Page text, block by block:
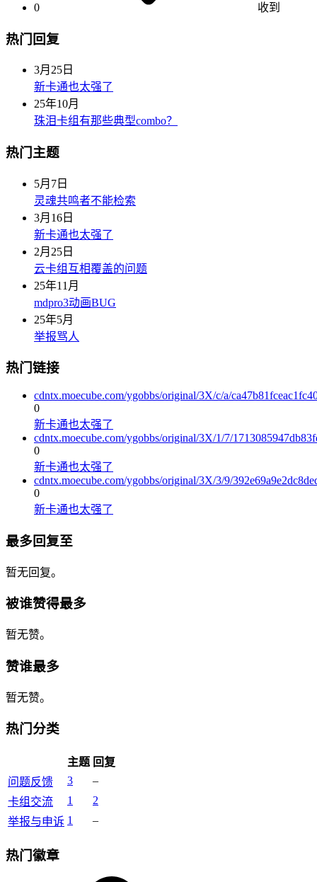
0 收到
热门回复
3月25日
新卡通也太强了
25年10月
珠泪卡组有那些典型combo？
热门主题
5月7日
灵魂共鸣者不能检索
3月16日
新卡通也太强了
2月25日
云卡组互相覆盖的问题
25年11月
mdpro3动画BUG
25年5月
举报骂人
热门链接
cdntx.moecube.com/ygobbs/original/3X/c/a/
0
新卡通也太强了
cdntx.moecube.com/ygobbs/original/3X/1/7/
0
新卡通也太强了
cdntx.moecube.com/ygobbs/original/3X/3/9/
0
新卡通也太强了
最多回复至
暂无回复。
被谁赞得最多
暂无赞。
赞谁最多
暂无赞。
热门分类
主题 回复
问题反馈
3
–
卡组交流
1
2
举报与申诉 1 –
热门徽章